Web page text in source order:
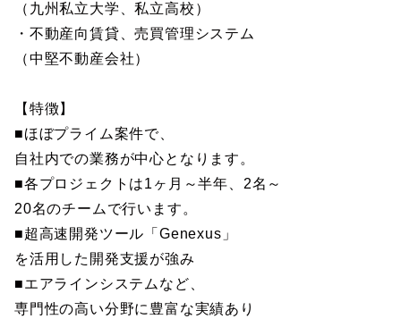
（九州私立大学、私立高校）
・不動産向賃貸、売買管理システム
（中堅不動産会社）
【特徴】
■ほぼプライム案件で、
自社内での業務が中心となります。
■各プロジェクトは1ヶ月～半年、2名～
20名のチームで行います。
■超高速開発ツール「Genexus」
を活用した開発支援が強み
■エアラインシステムなど、
専門性の高い分野に豊富な実績あり